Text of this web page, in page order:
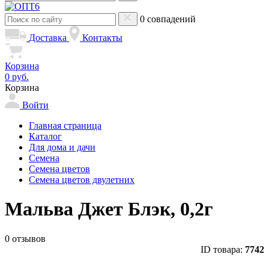
0 совпадений
Доставка
Контакты
Корзина
0 руб.
Корзина
Войти
Главная страница
Каталог
Для дома и дачи
Семена
Семена цветов
Семена цветов двулетних
Мальва Джет Блэк, 0,2г
0 отзывов
ID товара: 7742